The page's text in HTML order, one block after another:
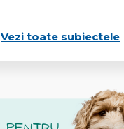
Vezi toate subiectele